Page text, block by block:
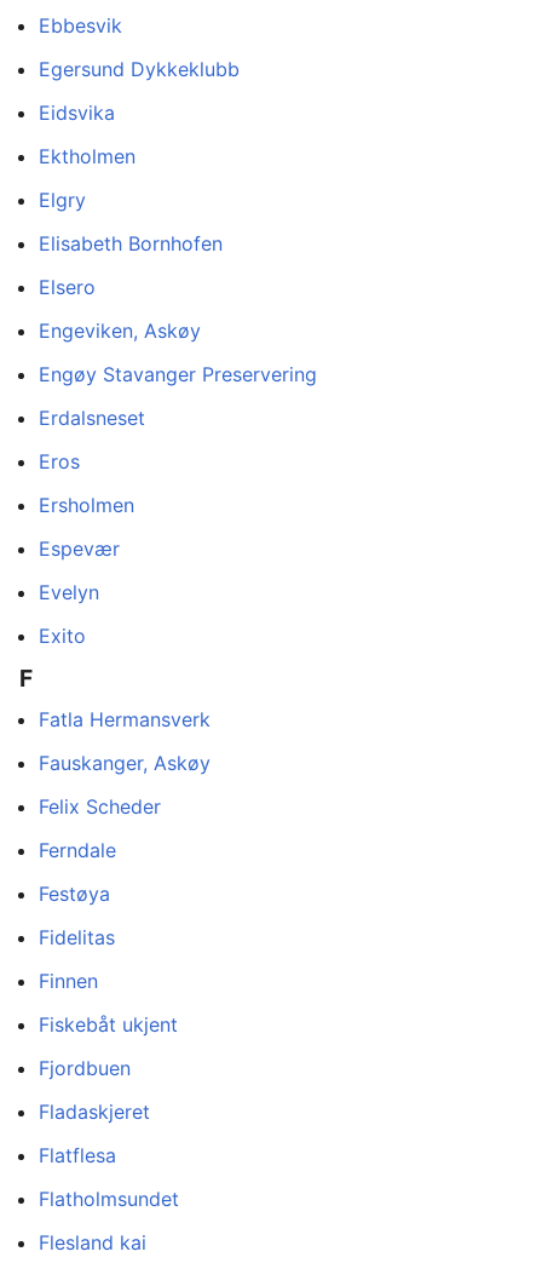
Ebbesvik
Egersund Dykkeklubb
Eidsvika
Ektholmen
Elgry
Elisabeth Bornhofen
Elsero
Engeviken, Askøy
Engøy Stavanger Preservering
Erdalsneset
Eros
Ersholmen
Espevær
Evelyn
Exito
F
Fatla Hermansverk
Fauskanger, Askøy
Felix Scheder
Ferndale
Festøya
Fidelitas
Finnen
Fiskebåt ukjent
Fjordbuen
Fladaskjeret
Flatflesa
Flatholmsundet
Flesland kai